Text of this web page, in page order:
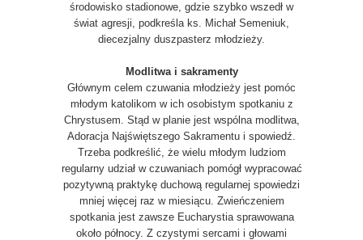
środowisko stadionowe, gdzie szybko wszedł w
świat agresji, podkreśla ks. Michał Semeniuk,
diecezjalny duszpasterz młodzieży.
Modlitwa i sakramenty
Głównym celem czuwania młodzieży jest pomóc
młodym katolikom w ich osobistym spotkaniu z
Chrystusem. Stąd w planie jest wspólna modlitwa,
Adoracja Najświętszego Sakramentu i spowiedź.
Trzeba podkreślić, że wielu młodym ludziom
regularny udział w czuwaniach pomógł wypracować
pozytywną praktykę duchową regularnej spowiedzi
mniej więcej raz w miesiącu. Zwieńczeniem
spotkania jest zawsze Eucharystia sprawowana
około północy. Z czystymi sercami i głowami